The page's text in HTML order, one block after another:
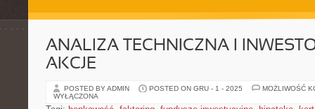
ANALIZA TECHNICZNA I
AKCJE
POSTED BY ADMIN POSTED ON GRU - 1 - 2025
MOŻLIWOŚĆ
WYŁĄCZONA